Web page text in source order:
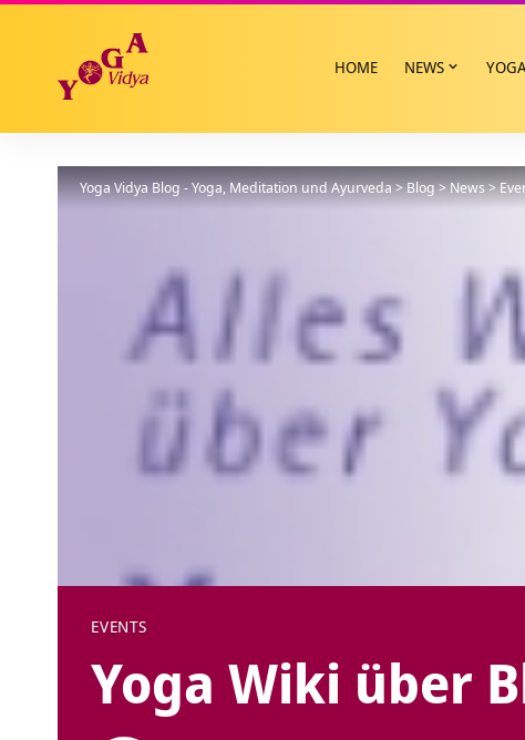
HOME NEWS
Yoga Vidya Blog - Yoga, Meditation und Ayurveda>Blog>News>
EVENTS
Yoga Wiki über